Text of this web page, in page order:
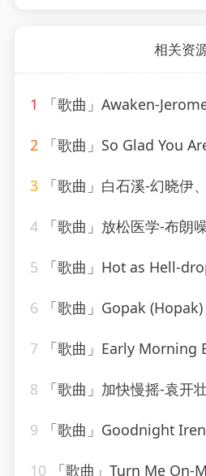
相关资
1 「歌曲」Awaken-Jerome isma-
2 「歌曲」So Glad You
3 「歌曲」白石溪-幻晓伊
4 「歌曲」放松医学-布朗
5 「歌曲」Hot as Hell-
6 「歌曲」Gopak (Hopak) for
7 「歌曲」Early Morning
8 「歌曲」加快慢摇-袁开
9 「歌曲」Goodnight
10 「歌曲」Turn Me On-